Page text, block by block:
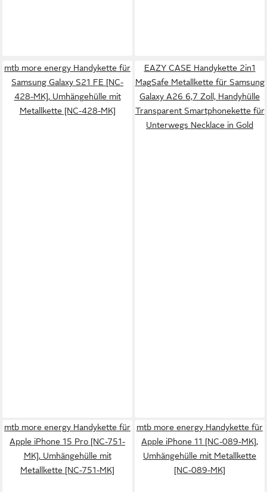
mtb more energy Handykette für
Samsung Galaxy S21 FE [NC-
428-MK], Umhängehülle mit
Metallkette [NC-428-MK]
EAZY CASE Handykette 2in1
MagSafe Metallkette für Samsung
Galaxy A26 6,7 Zoll, Handyhülle
Transparent Smartphonekette für
Unterwegs Necklace in Gold
mtb more energy Handykette für
Apple iPhone 15 Pro [NC-751-
MK], Umhängehülle mit
Metallkette [NC-751-MK]
mtb more energy Handykette für
Apple iPhone 11 [NC-089-MK],
Umhängehülle mit Metallkette
[NC-089-MK]